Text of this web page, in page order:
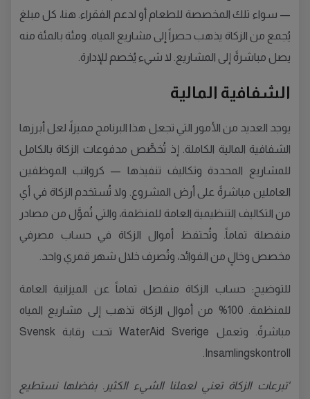
— سواء تلك المخصصة للطعام أو لدعم الفقراء. هنا، كل مبلغ
يُجمع من الزكاة يذهب حصراً إلى مشاريع المياه. ومئة بالمئة منه
يصل مباشرةً إلى المشاريع. لا شيء يُخصم للإدارة.
الشفافية المالية
يوجد العديد من الأمور التي تجعل هذا البرنامج مميزاً، لعل أبرزها
الشفافية المالية الكاملة. إذ تُخصَّص مدفوعات الزكاة بالكامل
للمشاريع المحددة وتكاليف تنفيذها — كرواتب الموظفين
العاملين مباشرةً على أرض المشروع. ولا تُستخدم الزكاة في أي
من التكاليف التنظيمية العامة للمنظمة، والتي تُموَّل من مصادر
منفصلة تماماً. وتُحتفظ أموال الزكاة في حساب مصرفي
مخصص وخالٍ من الفوائد، وتُصرف خلال شهر قمري واحد.
للتوضيح: حساب الزكاة منفصل تماماً عن الميزانية العامة
للمنظمة. 100% من أموال الزكاة تذهب إلى مشاريع المياه
مباشرةً. وتعمل WaterAid Sverige تحت رقابة Svensk
Insamlingskontroll.
"تبرعات الزكاة تعني لعملنا الشيء الكثير. بفضلها نستطيع